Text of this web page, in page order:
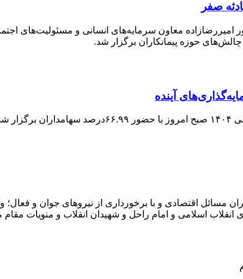
حوزه پیمانکاران برگزار شد.
آینده
مسائل اقتصادی و با برخورداری از نیروهای جوان و
اسلامی و امام راحل و شهیدان انقلاب و منویات